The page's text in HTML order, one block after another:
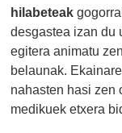
hilabeteak
desgastea izan du
egitera animatu
belaunak.
nahasten hasi zen
medikuek etxera